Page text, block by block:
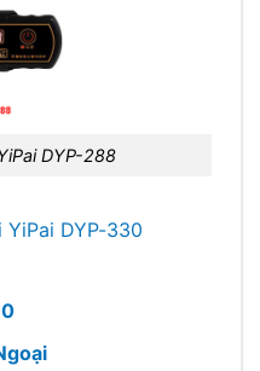
DYP-288
DYP-330